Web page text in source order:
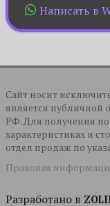
Написать в
Сайт носит
является
РФ. Для получения
характеристиках и
отдел продаж по
Правовая
Разработано в